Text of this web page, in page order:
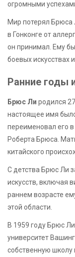
огромными
Мир потерял Брюса
в Гонконге от
он принимал. Ему
боевых искусствах
Ранние годы
Брюс Ли родился
настоящее имя
переименовал его
Роберта Брюса.
китайского
С детства Брюс Ли
искусств, включая
раннем возрасте
этой области.
В 1959 году Брюс
университет
собственную школу